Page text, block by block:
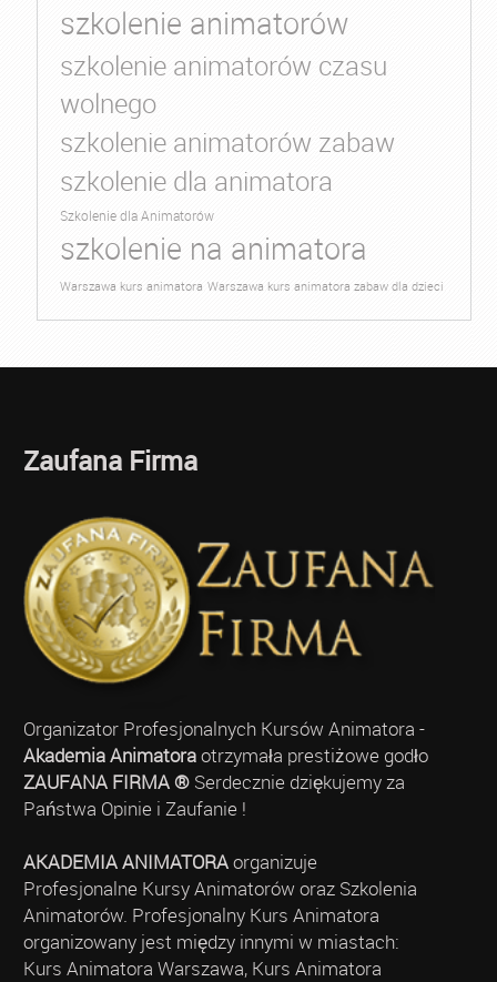
szkolenie animatorów
szkolenie animatorów czasu
wolnego
szkolenie animatorów zabaw
szkolenie dla animatora
Szkolenie dla Animatorów
szkolenie na animatora
Warszawa kurs animatora Warszawa kurs animatora zabaw dla dzieci
Zaufana Firma
Organizator Profesjonalnych Kursów Animatora -
Akademia Animatoraotrzymała prestiżowe godło
ZAUFANA FIRMA ®Serdecznie dziękujemy za
Państwa Opinie i Zaufanie !
AKADEMIA ANIMATORAorganizuje
Profesjonalne Kursy Animatorów oraz Szkolenia
Animatorów. Profesjonalny Kurs Animatora
organizowany jest między innymi w miastach:
Kurs Animatora Warszawa, Kurs Animatora